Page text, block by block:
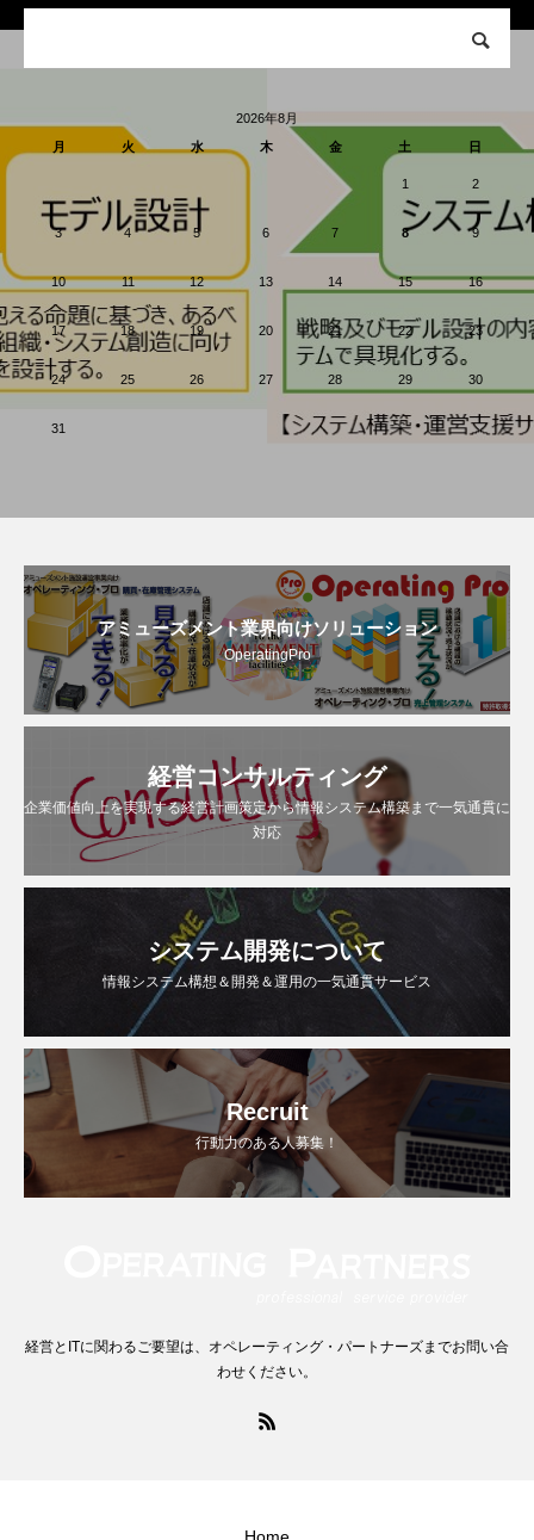
2026年8月
月
火 水 木 金 土 日
1 2
3 4 5 6 7 8 9
10 11 12 13 14 15 16
17 18 19 20 21 22 23
24 25 26 27 28 29 30
31
アミューズメント業界向けソリューション
OperatingPro
経営コンサルティング
企業価値向上を実現する経営計画策定から情報システム構築まで一気通貫に
対応
システム開発について
情報システム構想＆開発＆運用の一気通貫サービス
Recruit
行動力のある人募集！
経営とITに関わるご要望は、オペレーティング・パートナーズまでお問い合
わせください。